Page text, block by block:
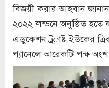
বিজয়ী করার আহবান
২০২২ লন্ডনে অনুষ্ঠিত হতে
এডুকেশন ট্র্াষ্ট ইউকের
প্যানেলে আরেকটি পক্ষ